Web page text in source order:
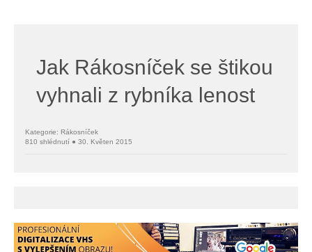
Jak Rákosníček se štikou
vyhnali z rybníka lenost
Kategorie: Rákosníček
810 shlédnutí ● 30. Květen 2015